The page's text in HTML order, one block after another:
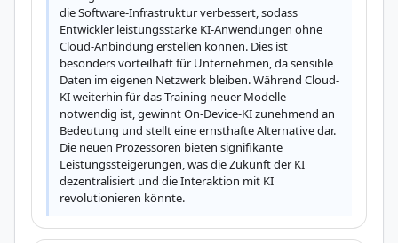
die Software-Infrastruktur verbessert, sodass
Entwickler leistungsstarke KI-Anwendungen ohne
Cloud-Anbindung erstellen können. Dies ist
besonders vorteilhaft für Unternehmen, da sensible
Daten im eigenen Netzwerk bleiben. Während Cloud-
KI weiterhin für das Training neuer Modelle
notwendig ist, gewinnt On-Device-KI zunehmend an
Bedeutung und stellt eine ernsthafte Alternative dar.
Die neuen Prozessoren bieten signifikante
Leistungssteigerungen, was die Zukunft der KI
dezentralisiert und die Interaktion mit KI
revolutionieren könnte.